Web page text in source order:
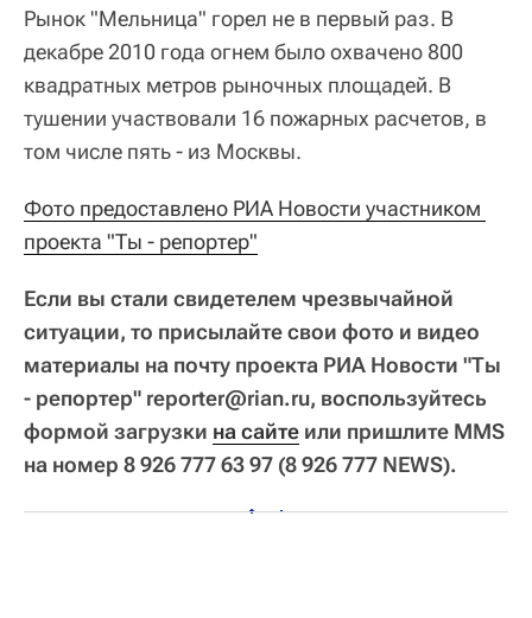
Рынок "Мельница" горел не в первый раз. В
декабре 2010 года огнем было охвачено 800
квадратных метров рыночных площадей. В
тушении участвовали 16 пожарных расчетов, в
том числе пять - из Москвы.
Фото предоставлено РИА Новости участником
проекта "Ты - репортер"
Если вы стали свидетелем чрезвычайной
ситуации, то присылайте свои фото и видео
материалы на почту проекта РИА Новости "Ты
- репортер" reporter@rian.ru, воспользуйтесь
формой загрузки на сайте или пришлите MMS
на номер 8 926 777 63 97 (8 926 777 NEWS).